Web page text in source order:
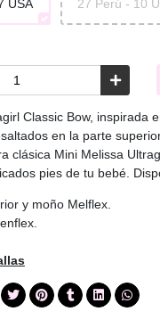
USA 27 Perú - 10
Classic Bow, inspirada
en la parte
clásica Mini Melissa
pies de tu bebé.
y moño Melflex.